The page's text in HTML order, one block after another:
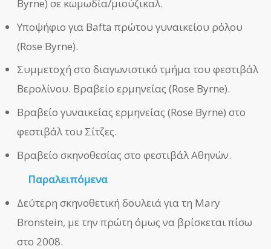
Byrne) σε κωμωδία/μιούζικαλ.
Υποψήφιο για Bafta πρώτου γυναικείου ρόλου
(Rose Byrne).
Συμμετοχή στο διαγωνιστικό τμήμα του φεστιβάλ
Βερολίνου. Βραβείο ερμηνείας (Rose Byrne).
Βραβείο γυναικείας ερμηνείας (Rose Byrne) στο
φεστιβάλ του Σίτζες.
Βραβείο σκηνοθεσίας στο φεστιβάλ Αθηνών.
Παραλειπόμενα
Δεύτερη σκηνοθετική δουλειά για τη Mary
Bronstein, με την πρώτη όμως να βρίσκεται πίσω
στο 2008.